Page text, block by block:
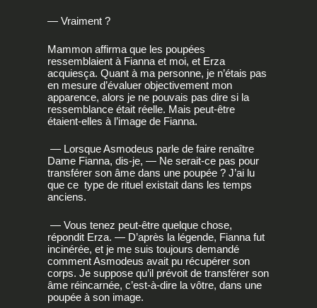
— Vraiment ?
Mammon affirma que les poupées
ressemblaient à Fianna et moi, et Erza
acquiesça. Quant à ma personne, je n’étais pas
en mesure d’évaluer objectivement mon
apparence, alors je ne pouvais pas dire si la
ressemblance était réelle. Mais peut-être
étaient-elles à l’image de Fianna.
— Lorsque Asmodeus parle de faire renaître
Dame Fianna, dis-je, — Ne serait-ce pas pour
transférer son âme dans une poupée ? J’ai lu
que ce type de rituel existait dans les temps
anciens.
— Vous tenez peut-être quelque chose,
répondit Erza. — D’après la légende, Fianna fut
incinérée, et je me suis toujours demandé
comment Asmodeus avait pu récupérer son
corps. Je suppose qu’il prévoit de transférer son
âme réincarnée, c’est-à-dire la vôtre, dans une
poupée à son image.